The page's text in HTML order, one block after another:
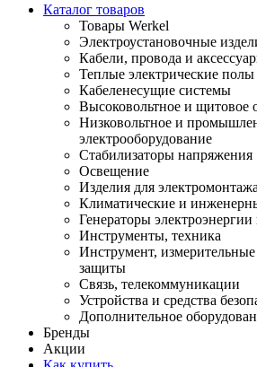
Каталог товаров
Товары Werkel
Электроустановочные
Кабели, провода и
Теплые электрические
Кабеленесущие системы
Высоковольтное и щитовое
Низковольтное и
электрооборудование
Стабилизаторы напряжения
Освещение
Изделия для электромонтажа
Климатические и
Генераторы
Инструменты, техника
Инструмент,
защиты
Связь, телекоммуникации
Устройства и средства
Дополнительное
Бренды
Акции